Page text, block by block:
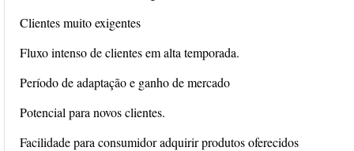
Clientes muito exigentes
Fluxo intenso de clientes em alta temporada.
Período de adaptação e ganho de mercado
Potencial para novos clientes.
Facilidade para consumidor adquirir produtos oferecidos